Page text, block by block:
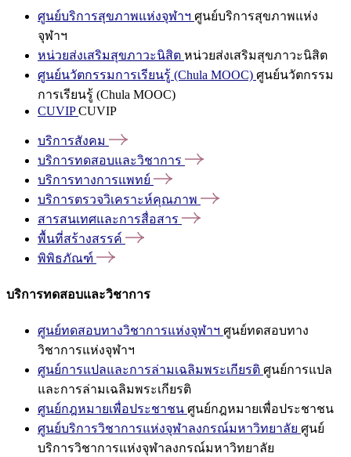
ศูนย์บริการสุขภาพแห่งจุฬาฯ ศูนย์บริการสุขภาพแห่ง
จุฬาฯ
หน่วยส่งเสริมสุขภาวะนิสิต หน่วยส่งเสริมสุขภาวะนิสิต
ศูนย์นวัตกรรมการเรียนรู้ (Chula MOOC) ศูนย์นวัตกรรม
การเรียนรู้ (Chula MOOC)
CUVIPCUVIP
บริการสังคม
บริการทดสอบและวิชาการ
บริการทางการแพทย์
บริการตรวจวิเคราะห์คุณภาพ
สารสนเทศและการสื่อสาร
พื้นที่สร้างสรรค์
พิพิธภัณฑ์
บริการทดสอบและวิชาการ
ศูนย์ทดสอบทางวิชาการแห่งจุฬาฯ ศูนย์ทดสอบทาง
วิชาการแห่งจุฬาฯ
ศูนย์การแปลและการล่ามเฉลิมพระเกียรติ ศูนย์การแปล
และการล่ามเฉลิมพระเกียรติ
ศูนย์กฎหมายเพื่อประชาชน ศูนย์กฎหมายเพื่อประชาชน
ศูนย์บริการวิชาการแห่งจุฬาลงกรณ์มหาวิทยาลัย ศูนย์
บริการวิชาการแห่งจุฬาลงกรณ์มหาวิทยาลัย